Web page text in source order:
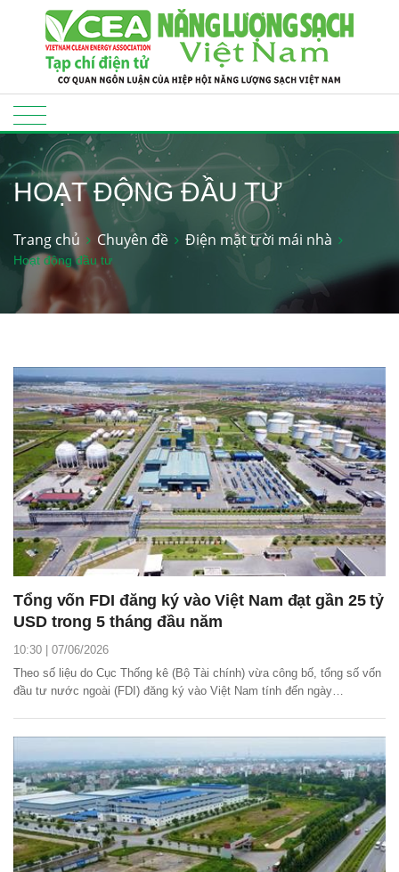
HOẠT ĐỘNG ĐẦU TƯ
Trang chủ Chuyên đề Điện mặt trời mái nhà
Hoạt động đầu tư
Tổng vốn FDI đăng ký vào Việt Nam đạt gần 25 tỷ
USD trong 5 tháng đầu năm
10:30 | 07/06/2026
Theo số liệu do Cục Thống kê (Bộ Tài chính) vừa công bố, tổng số vốn
đầu tư nước ngoài (FDI) đăng ký vào Việt Nam tính đến ngày